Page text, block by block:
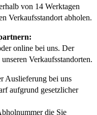
von 14 Werktagen
Verkaufsstandort abholen.
online bei uns. Der
Verkaufsstandorten.
Auslieferung bei uns
aufgrund gesetzlicher
die Sie